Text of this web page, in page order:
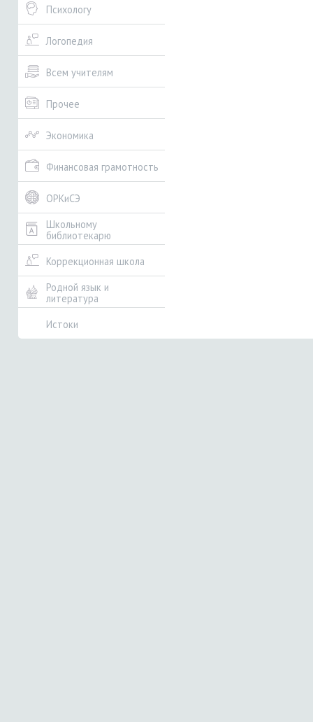
Психологу
Логопедия
Всем учителям
Прочее
Экономика
Финансовая грамотность
ОРКиСЭ
Школьному
библиотекарю
Коррекционная школа
Родной язык и
литература
Истоки